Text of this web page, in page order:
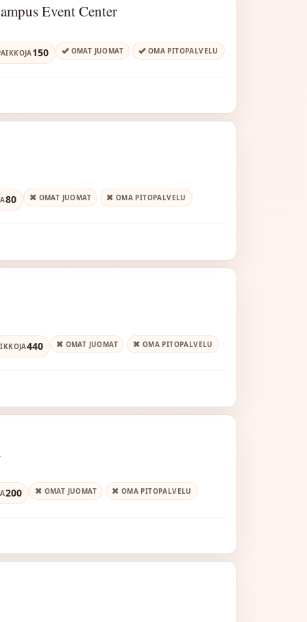
Event Center
150 OMAT JUOMAT OMA PITOPALVELU
80 OMAT JUOMAT OMA PITOPALVELU
440 OMAT JUOMAT OMA PITOPALVELU
200 OMAT JUOMAT OMA PITOPALVELU